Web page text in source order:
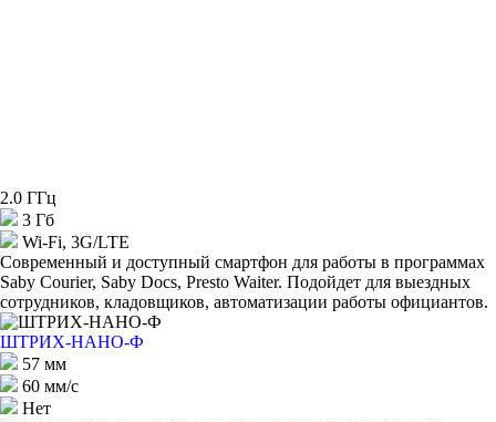
2.0 ГГц
3 Гб
Wi-Fi, 3G/LTE
Современный и доступный смартфон для работы в программах
Saby Courier, Saby Docs, Presto Waiter. Подойдет для выездных
сотрудников, кладовщиков, автоматизации работы официантов.
ШТРИХ-НАНО-Ф
57 мм
60 мм/с
Нет